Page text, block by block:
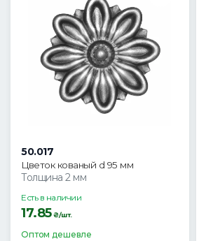
50.017
Цветок кованый d 95 мм
Толщина 2 мм
Есть в наличии
17.85₴/шт.
Оптом дешевле